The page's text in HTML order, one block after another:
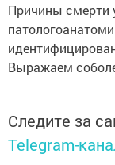
Причины смерти
Выражаем
Следите за
Telegram-